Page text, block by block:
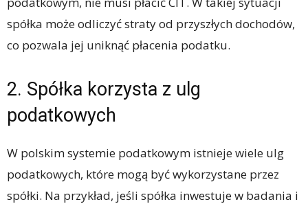
spółka może odliczyć straty od przyszłych dochodów,
co pozwala jej uniknąć płacenia podatku.
2. Spółka korzysta z ulg
podatkowych
W polskim systemie podatkowym istnieje wiele ulg
podatkowych, które mogą być wykorzystane przez
spółki. Na przykład, jeśli spółka inwestuje w badania i